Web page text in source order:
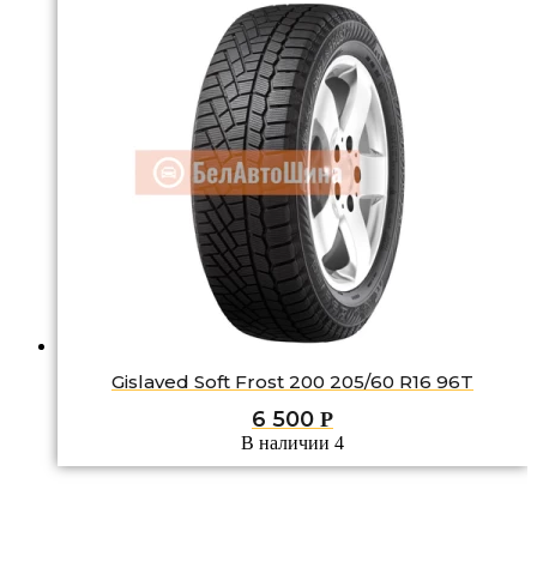
Gislaved Soft Frost 200 205/60 R16 96T
6 500 Р
В наличии 4